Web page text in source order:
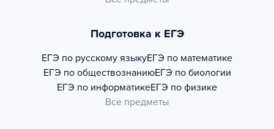
Подготовка к ЕГЭ
ЕГЭ по русскому языкуЕГЭ по математике
ЕГЭ по обществознаниюЕГЭ по биологии
ЕГЭ по информатикеЕГЭ по физике
Все предметы